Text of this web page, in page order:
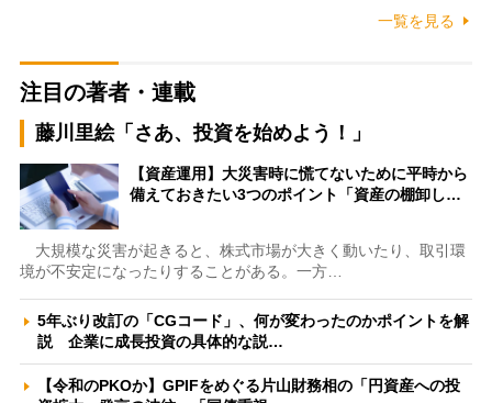
一覧を見る
注目の著者・連載
藤川里絵「さあ、投資を始めよう！」
【資産運用】大災害時に慌てないために平時から
備えておきたい3つのポイント「資産の棚卸し…
大規模な災害が起きると、株式市場が大きく動いたり、取引環
境が不安定になったりすることがある。一方…
5年ぶり改訂の「CGコード」、何が変わったのかポイントを解
説 企業に成長投資の具体的な説…
【令和のPKOか】GPIFをめぐる片山財務相の「円資産への投